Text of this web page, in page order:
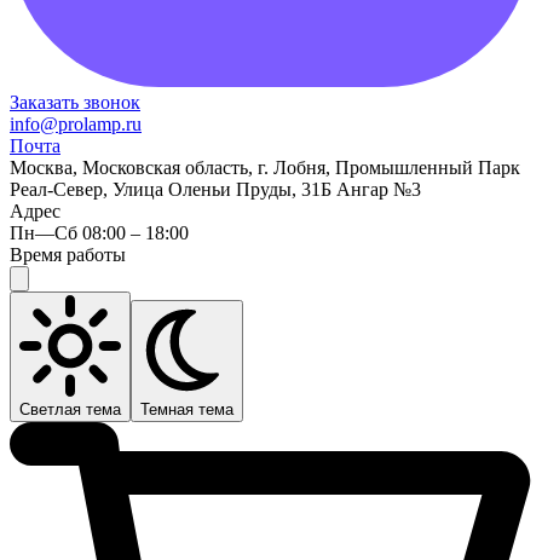
Заказать звонок
info@prolamp.ru
Почта
Москва, Московская область, г. Лобня, Промышленный Парк
Реал-Север, Улица Оленьи Пруды, 31Б Ангар №3
Адрес
Пн—Сб 08:00 – 18:00
Время работы
Светлая тема Темная тема